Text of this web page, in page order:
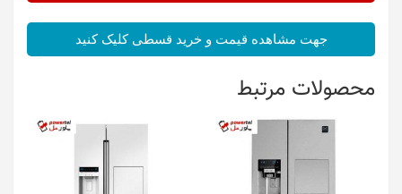
جهت مشاهده قیمت و خرید قسطی کلیک کنید
محصولات مرتبط